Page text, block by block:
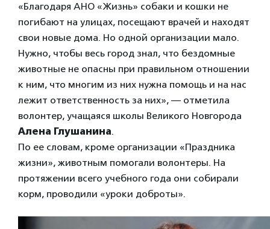
«Благодаря АНО «Жизнь» собаки и кошки не
погибают на улицах, посещают врачей и находят
свои новые дома. Но одной организации мало.
Нужно, чтобы весь город знал, что бездомные
животные не опасны при правильном отношении
к ним, что многим из них нужна помощь и на нас
лежит ответственность за них», — отметила
волонтер, учащаяся школы Великого Новгорода
Алена Глушанина.
По ее словам, кроме организации «Праздника
жизни», животным помогали волонтеры. На
протяжении всего учебного года они собирали
корм, проводили «уроки доброты».